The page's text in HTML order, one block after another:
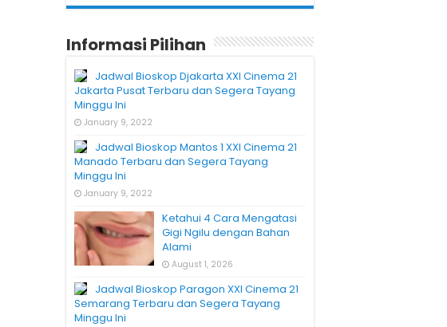
Informasi Pilihan
Jadwal Bioskop Djakarta XXI Cinema 21
Jakarta Pusat Terbaru dan Segera Tayang
Minggu Ini
January 9, 2022
Jadwal Bioskop Mantos 1 XXI Cinema 21
Manado Terbaru dan Segera Tayang
Minggu Ini
January 9, 2022
Ketahui 4 Cara Mengatasi
Gigi Ngilu dengan Bahan
Alami
August 1, 2026
Jadwal Bioskop Paragon XXI Cinema 21
Semarang Terbaru dan Segera Tayang
Minggu Ini